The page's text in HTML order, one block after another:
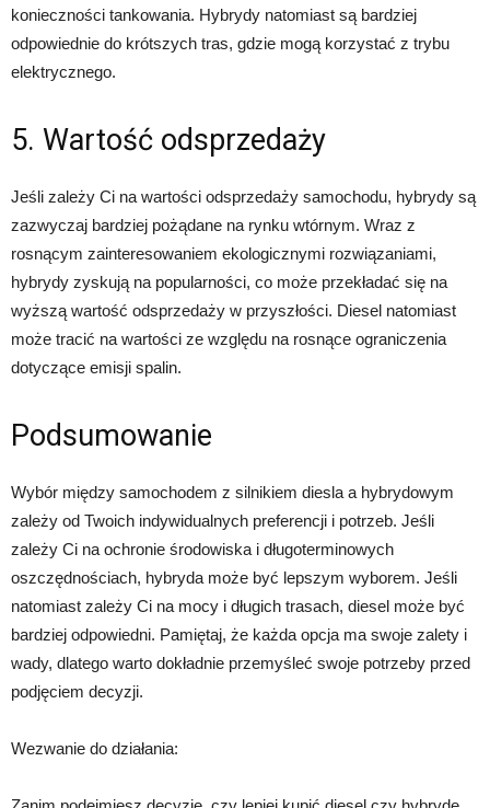
konieczności tankowania. Hybrydy natomiast są bardziej
odpowiednie do krótszych tras, gdzie mogą korzystać z trybu
elektrycznego.
5. Wartość odsprzedaży
Jeśli zależy Ci na wartości odsprzedaży samochodu, hybrydy są
zazwyczaj bardziej pożądane na rynku wtórnym. Wraz z
rosnącym zainteresowaniem ekologicznymi rozwiązaniami,
hybrydy zyskują na popularności, co może przekładać się na
wyższą wartość odsprzedaży w przyszłości. Diesel natomiast
może tracić na wartości ze względu na rosnące ograniczenia
dotyczące emisji spalin.
Podsumowanie
Wybór między samochodem z silnikiem diesla a hybrydowym
zależy od Twoich indywidualnych preferencji i potrzeb. Jeśli
zależy Ci na ochronie środowiska i długoterminowych
oszczędnościach, hybryda może być lepszym wyborem. Jeśli
natomiast zależy Ci na mocy i długich trasach, diesel może być
bardziej odpowiedni. Pamiętaj, że każda opcja ma swoje zalety i
wady, dlatego warto dokładnie przemyśleć swoje potrzeby przed
podjęciem decyzji.
Wezwanie do działania: